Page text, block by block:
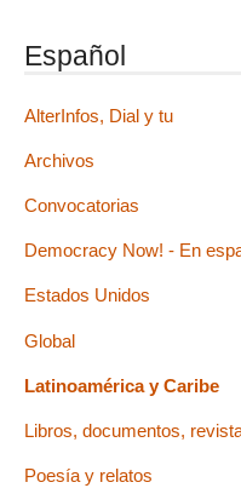
Español
AlterInfos, Dial y tu
Archivos
Convocatorias
Democracy Now! - En
Estados Unidos
Global
Latinoamérica y Caribe
Libros, documentos,
Poesía y relatos